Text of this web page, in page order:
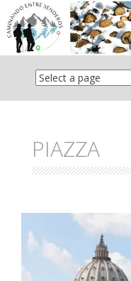
Saltar
contenido
PIAZZA